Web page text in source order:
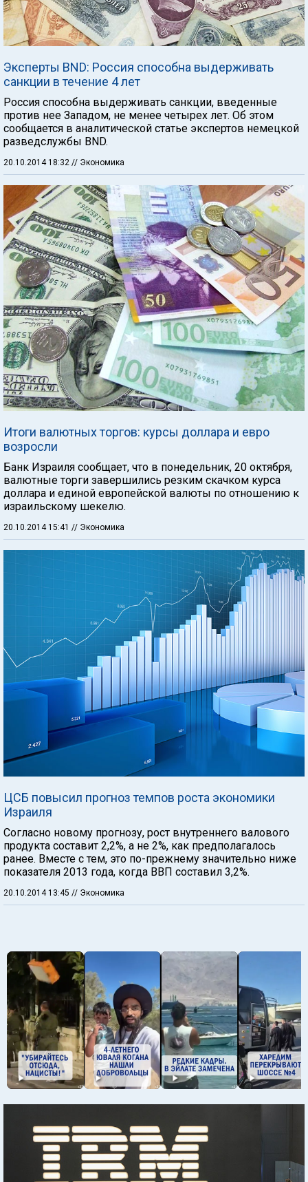
Эксперты BND: Россия способна выдерживать
санкции в течение 4 лет
Россия способна выдерживать санкции, введенные
против нее Западом, не менее четырех лет. Об этом
сообщается в аналитической статье экспертов немецкой
разведслужбы BND.
20.10.2014 18:32 // Экономика
Итоги валютных торгов: курсы доллара и евро
возросли
Банк Израиля сообщает, что в понедельник, 20 октября,
валютные торги завершились резким скачком курса
доллара и единой европейской валюты по отношению к
израильскому шекелю.
20.10.2014 15:41 // Экономика
ЦСБ повысил прогноз темпов роста экономики
Израиля
Согласно новому прогнозу, рост внутреннего валового
продукта составит 2,2%, а не 2%, как предполагалось
ранее. Вместе с тем, это по-прежнему значительно ниже
показателя 2013 года, когда ВВП составил 3,2%.
20.10.2014 13:45 // Экономика